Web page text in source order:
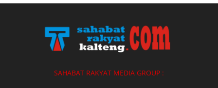
SAHABAT RAKYAT MEDIA GROUP :